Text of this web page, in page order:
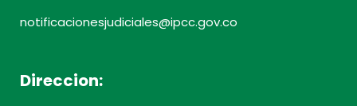
notificacionesjudiciales@ipcc.gov.co
Direccion: